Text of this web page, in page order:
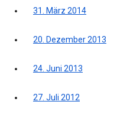
31. März 2014
20. Dezember 2013
24. Juni 2013
27. Juli 2012